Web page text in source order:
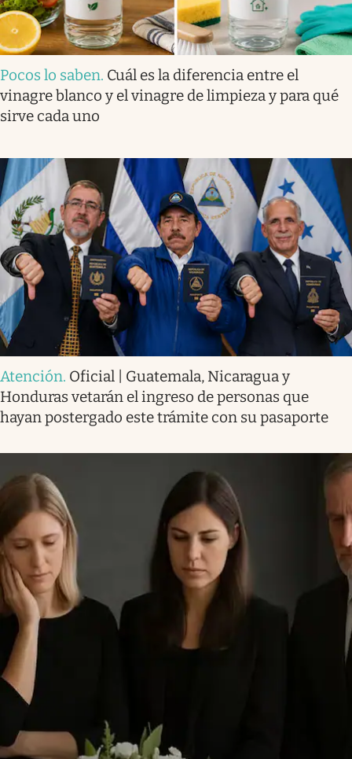
Pocos lo saben. Cuál es la diferencia entre el
vinagre blanco y el vinagre de limpieza y para qué
sirve cada uno
Atención. Oficial | Guatemala, Nicaragua y
Honduras vetarán el ingreso de personas que
hayan postergado este trámite con su pasaporte